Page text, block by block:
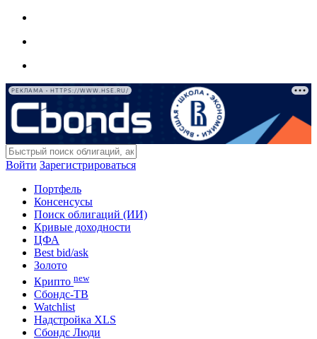
РЕКЛАМА • HTTPS://WWW.HSE.RU/
Войти Зарегистрироваться
Портфель
Консенсусы
Поиск облигаций (ИИ)
Кривые доходности
ЦФА
Best bid/ask
Золото
Крипто new
Сбондс-ТВ
Watchlist
Надстройка XLS
Сбондс Люди